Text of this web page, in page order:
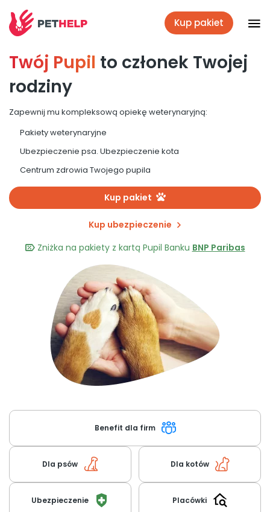
+48 790 277 277
Ubezpieczenie psa i kota
Placówki
Zaloguj się
Kup pakiet
Twój Pupil to członek Twojej
rodziny
Zapewnij mu kompleksową opiekę weterynaryjną:
Pakiety weterynaryjne
Ubezpieczenie psa. Ubezpieczenie kota
Centrum zdrowia Twojego pupila
Kup pakiet
Kup ubezpieczenie
Zniżka na pakiety z kartą Pupil Banku BNP Paribas
Dla psów Dla kotów
Ubezpieczenie
Benefit dla firm
Placówki